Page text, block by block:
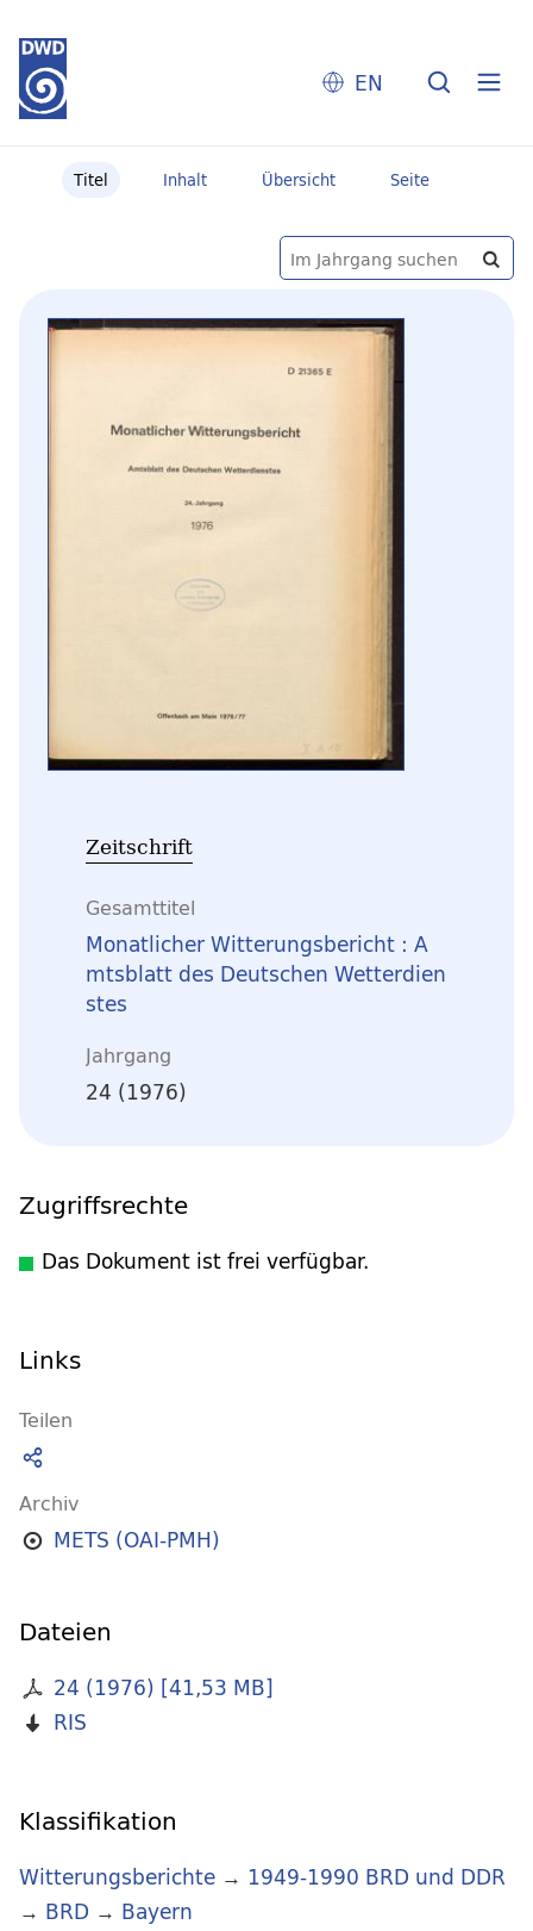
EN
Titel Inhalt Übersicht Seite
Zeitschrift
Gesamttitel
Monatlicher Witterungsbericht : A
mtsblatt des Deutschen Wetterdien
stes
Jahrgang
24 (1976)
Zugriffsrechte
Das Dokument ist frei verfügbar.
Links
Teilen
Archiv
METS (OAI-PMH)
Dateien
24 (1976) [41,53 MB]
RIS
Klassifikation
Witterungsberichte → 1949-1990 BRD und DDR
→ BRD → Bayern